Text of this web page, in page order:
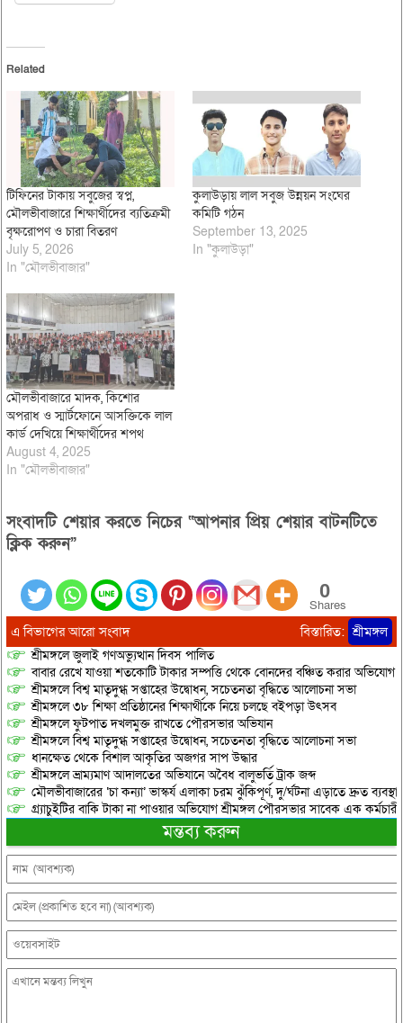
Related
টিফিনের টাকায় সবুজের স্বপ্ন,
মৌলভীবাজারে শিক্ষার্থীদের ব্যতিক্রমী
বৃক্ষরোপণ ও চারা বিতরণ
July 5, 2026
In "মৌলভীবাজার"
কুলাউড়ায় লাল সবুজ উন্নয়ন সংঘের
কমিটি গঠন
September 13, 2025
In "কুলাউড়া"
মৌলভীবাজারে মাদক, কিশোর
অপরাধ ও স্মার্টফোনে আসক্তিকে লাল
কার্ড দেখিয়ে শিক্ষার্থীদের শপথ
August 4, 2025
In "মৌলভীবাজার"
সংবাদটি শেয়ার করতে নিচের “আপনার প্রিয় শেয়ার বাটনটিতে
ক্লিক করুন”
0
Shares
এ বিভাগের আরো সংবাদ বিস্তারিত: শ্রীমঙ্গল
শ্রীমঙ্গলে জুলাই গণঅভ্যুত্থান দিবস পালিত
বাবার রেখে যাওয়া শতকোটি টাকার সম্পত্তি থেকে বোনদের বঞ্চিত করার অভিযোগ
শ্রীমঙ্গলে বিশ্ব মাতৃদুগ্ধ সপ্তাহের উদ্বোধন, সচেতনতা বৃদ্ধিতে আলোচনা সভা
শ্রীমঙ্গলে ৩৮ শিক্ষা প্রতিষ্ঠানের শিক্ষার্থীকে নিয়ে চলছে বইপড়া উৎসব
শ্রীমঙ্গলে ফুটপাত দখলমুক্ত রাখতে পৌরসভার অভিযান
শ্রীমঙ্গলে বিশ্ব মাতৃদুগ্ধ সপ্তাহের উদ্বোধন, সচেতনতা বৃদ্ধিতে আলোচনা সভা
ধানক্ষেত থেকে বিশাল আকৃতির অজগর সাপ উদ্ধার
শ্রীমঙ্গলে ভ্রাম্যমাণ আদালতের অভিযানে অবৈধ বালুভর্তি ট্রাক জব্দ
মৌলভীবাজারের ‘চা কন্যা’ ভাস্কর্য এলাকা চরম ঝুঁকিপূর্ণ, দু/র্ঘটনা এড়াতে দ্রুত ব্যবস্থা
গ্র্যাচুইটির বাকি টাকা না পাওয়ার অভিযোগ শ্রীমঙ্গল পৌরসভার সাবেক এক
মন্তব্য করুন